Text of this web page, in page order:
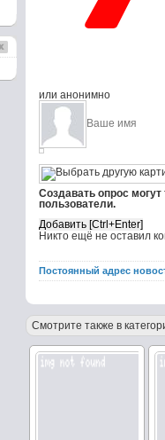
или анонимно
Создавать опрос
пользователи.
Никто ещё не оставил
Постоянный адрес
Смотрите также в